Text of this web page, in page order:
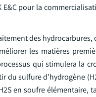
pour la
des
les matières
qui stimulera la
du sulfure d'hydrogène
en soufre élémentaire,